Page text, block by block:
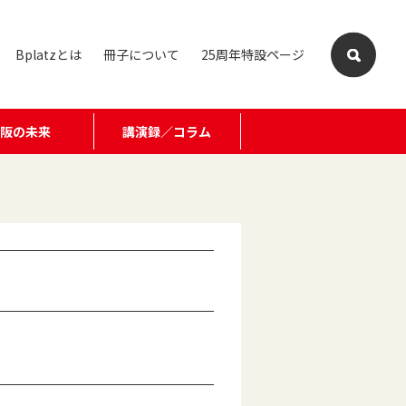
Bplatzとは 冊子について 25周年特設ページ
の未来 講演録／コラム